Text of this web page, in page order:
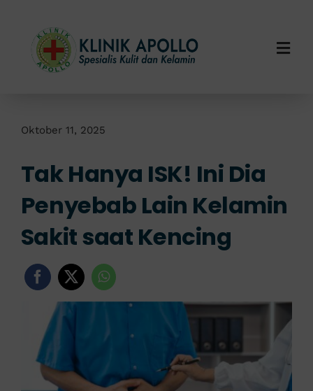
content
Layanan Kami
Info Klinik
Oktober 11, 2025
Tak Hanya ISK! Ini Dia
Penyebab Lain Kelamin
Sakit saat Kencing